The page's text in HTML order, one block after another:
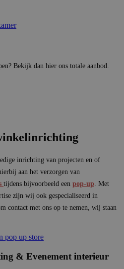
Bekijk dan hier ons totale aanbod.
inrichting van projecten en of
aan het verzorgen van
tijdens bijvoorbeeld een pop-up. Met
zijn wij ook gespecialiseerd in
contact met ons op te nemen, wij staan
& Evenement interieur